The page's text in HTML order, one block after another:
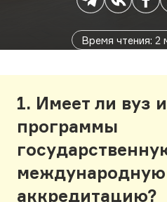
Время чтения: 2
1. Имеет ли вуз
программы
международную
аккредитацию?